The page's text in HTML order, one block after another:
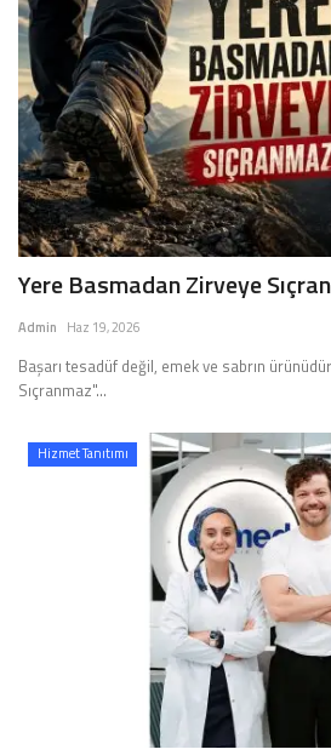
Yere Basmadan Zirveye
Admin Haz 19, 2026
Başarı tesadüf değil, emek ve sabrın
Sıçranmaz"...
Hizmet Tanıtımı